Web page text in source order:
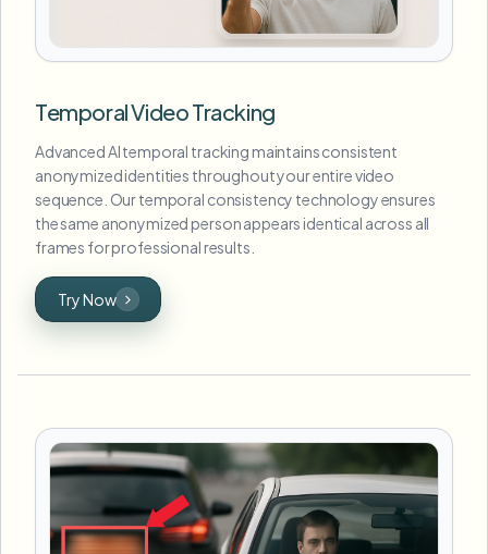
Temporal Video Tracking
Advanced AI temporal tracking maintains consistent
anonymized identities throughout your entire video
sequence. Our temporal consistency technology ensures
the same anonymized person appears identical across all
frames for professional results.
Try Now